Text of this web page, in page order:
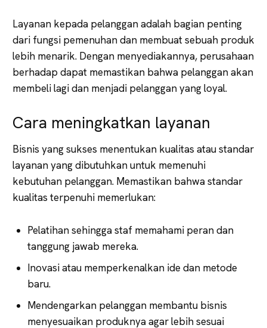
Layanan kepada pelanggan adalah bagian penting
dari fungsi pemenuhan dan membuat sebuah produk
lebih menarik. Dengan menyediakannya, perusahaan
berhadap dapat memastikan bahwa pelanggan akan
membeli lagi dan menjadi pelanggan yang loyal.
Cara meningkatkan layanan
Bisnis yang sukses menentukan kualitas atau standar
layanan yang dibutuhkan untuk memenuhi
kebutuhan pelanggan. Memastikan bahwa standar
kualitas terpenuhi memerlukan:
Pelatihan sehingga staf memahami peran dan
tanggung jawab mereka.
Inovasi atau memperkenalkan ide dan metode
baru.
Mendengarkan pelanggan membantu bisnis
menyesuaikan produknya agar lebih sesuai